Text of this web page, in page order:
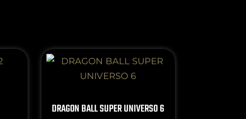
DRAGON BALL SUPER UNIVERSO 6